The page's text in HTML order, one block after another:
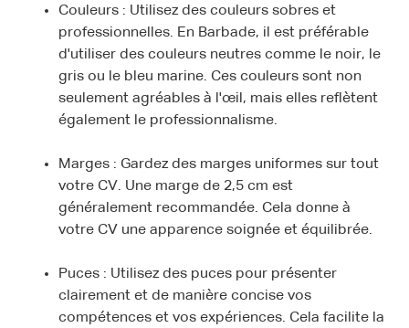
Couleurs : Utilisez des couleurs sobres et
professionnelles. En Barbade, il est préférable
d'utiliser des couleurs neutres comme le noir, le
gris ou le bleu marine. Ces couleurs sont non
seulement agréables à l'œil, mais elles reflètent
également le professionnalisme.
Marges : Gardez des marges uniformes sur tout
votre CV. Une marge de 2,5 cm est
généralement recommandée. Cela donne à
votre CV une apparence soignée et équilibrée.
Puces : Utilisez des puces pour présenter
clairement et de manière concise vos
compétences et vos expériences. Cela facilite la